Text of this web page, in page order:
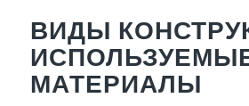
ВИДЫ
МАТЕРИАЛЫ